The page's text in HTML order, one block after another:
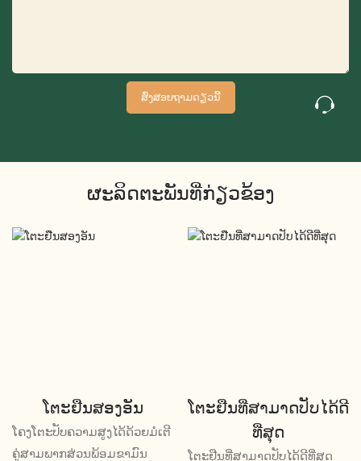
ສົ່ງສອບຖາມດຽວນີ້
ຜະລິດຕະພັນທີ່ກ່ຽວຂ້ອງ
ໂຕະຢືນສອງອັນ
ໂຄງໂຕະປັບຄວາມສູງໄດ້ດ້ວຍມໍເຕີ
ຄູ່ສາມພາກສ່ວນພ້ອມຂາມົນ
ໂຕະຢືນທີ່ສາມາດປັບໄດ້ດີ
ທີ່ສຸດ
ໂຕະຢືນທີ່ສາມາດປັບໄດ້ດີທີ່ສຸດ